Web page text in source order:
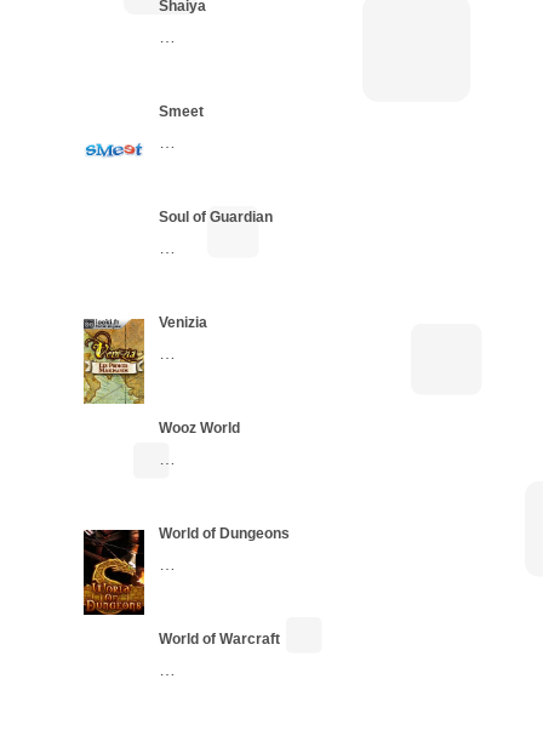
Shaiya
Smeet
Soul of Guardian
Venizia
Wooz World
World of Dungeons
World of Warcraft